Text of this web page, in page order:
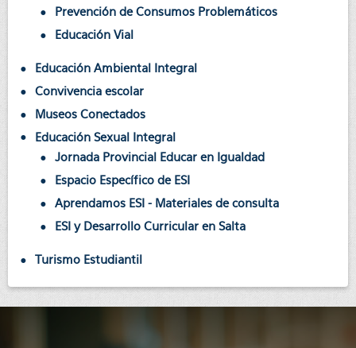
Prevención de Consumos Problemáticos
Educación Vial
Educación Ambiental Integral
Convivencia escolar
Museos Conectados
Educación Sexual Integral
Jornada Provincial Educar en Igualdad
Espacio Específico de ESI
Aprendamos ESI - Materiales de consulta
ESI y Desarrollo Curricular en Salta
Turismo Estudiantil